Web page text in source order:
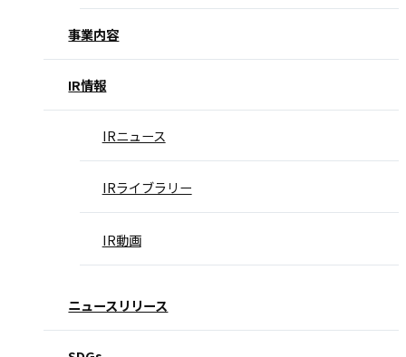
事業内容
IR情報
IRニュース
IRライブラリー
IR動画
ニュースリリース